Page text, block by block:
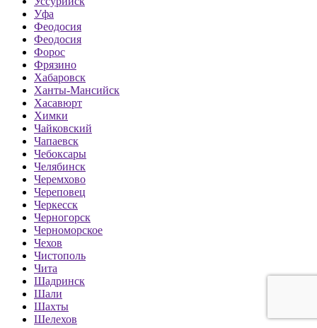
Уфа
Феодосия
Феодосия
Форос
Фрязино
Хабаровск
Ханты-Мансийск
Хасавюрт
Химки
Чайковский
Чапаевск
Чебоксары
Челябинск
Черемхово
Череповец
Черкесск
Черногорск
Черноморское
Чехов
Чистополь
Чита
Шадринск
Шали
Шахты
Шелехов